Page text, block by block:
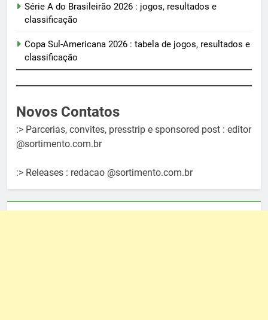
Série A do Brasileirão 2026 : jogos, resultados e
classificação
Copa Sul-Americana 2026 : tabela de jogos, resultados e
classificação
Novos Contatos
:> Parcerias, convites, presstrip e sponsored post : editor
@sortimento.com.br
:> Releases : redacao @sortimento.com.br